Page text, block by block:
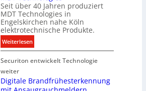
t
e
c
h
n
i
k
t
d
a
t
e
e
n
s
E
n
r
y
Seit über 40 Jahren produziert
MDT Technologies in
Engelskirchen nahe Köln
elektrotechnische Produkte.
Weiterlesen:
N
e
e
r
Securiton entwickelt Technologie
weiter
Digitale Brandfrühesterkennung